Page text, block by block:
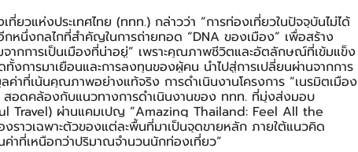
ยวแห่งประเทศไทย (ททท.) กล่าวว่า “การท่องเที่ยวในปัจจุบันไม่ได้
กหนึ่งกลไกที่สำคัญในการถ่ายทอด “DNA ของเมือง” เพื่อสร้าง
จากการเป็นเมืองที่น่าอยู่” เพราะคุณภาพชีวิตและอัตลักษณ์ที่เข้มแข็ง
การมาเยือนและการลงทุนของผู้คน นำไปสู่การเปลี่ยนผ่านจากการ
าที่เน้นคุณภาพอย่างแท้จริง การดำเนินงานโครงการ “เนรมิตเมือง
อดคล้องกับแนวทางการดำเนินงานของ ททท. ที่มุ่งส่งมอบ
Travel) ผ่านแคมเปญ “Amazing Thailand: Feel All the
ราวเฉพาะตัวของแต่ละพื้นที่มาเป็นจุดขายหลัก ภายใต้แนวคิด
าที่เหนือกว่าปริมาณจำนวนนักท่องเที่ยว”